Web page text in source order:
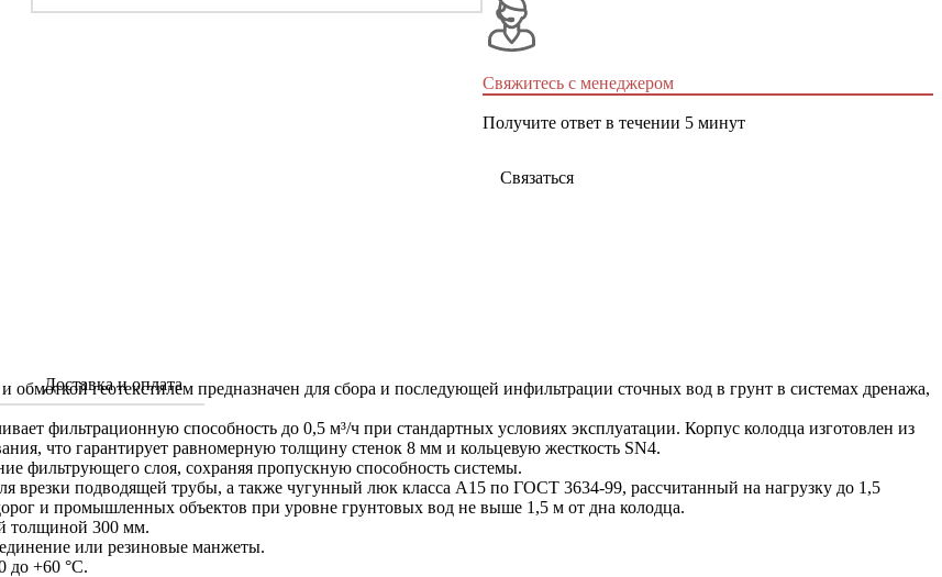
Свяжитесь с менеджером
Получите ответ в течении 5 минут
Связаться
Доставка и оплата
геотекстилем предназначен для сбора и последующей инфильтрации сточных вод в грунт в системах дренажа,
фильтрационную способность до 0,5 м³/ч при стандартных условиях эксплуатации. Корпус колодца изготовлен из
что гарантирует равномерную толщину стенок 8 мм и кольцевую жесткость SN4.
фильтрующего слоя, сохраняя пропускную способность системы.
врезки подводящей трубы, а также чугунный люк класса А15 по ГОСТ 3634-99, рассчитанный на нагрузку до 1,5
и промышленных объектов при уровне грунтовых вод не выше 1,5 м от дна колодца.
толщиной 300 мм.
или резиновые манжеты.
до +60 °C.